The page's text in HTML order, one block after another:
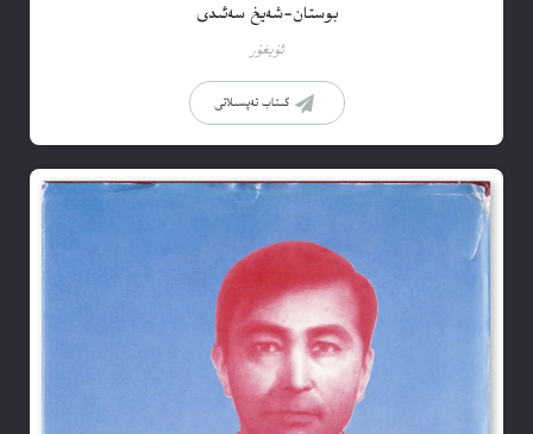
بوستان-شەيخ سەئىدى
ئۇيغۇر
كىتاب تەپسىلاتى